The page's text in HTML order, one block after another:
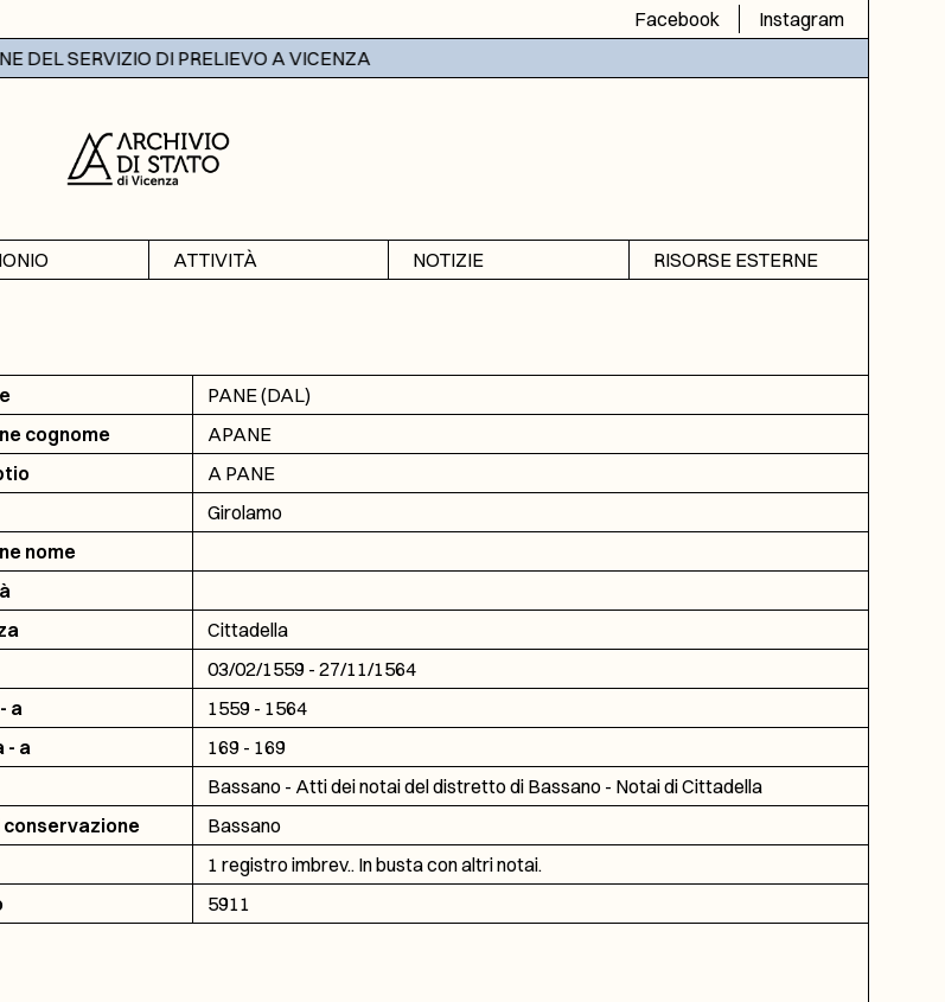
Facebook
Instagram
SERVIZIO DI PRELIEVO A VICENZA
ATTIVITÀ
NOTIZIE
RISORSE ESTERNE
DGA
ICAR
PANE (DAL)
cognome
APANE
A PANE
Girolamo
nome
Cittadella
03/02/1559 - 27/11/1564
a
1559 - 1564
- a
169 - 169
Bassano - Atti dei notai del distretto di Bassano - Notai di Cittadella
conservazione
Bassano
1 registro imbrev.. In busta con altri notai.
5911